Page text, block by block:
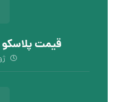
قیمت